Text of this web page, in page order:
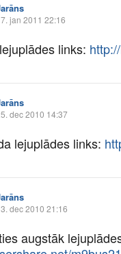
jan 2011 22:16
links:
dec 2010 14:37
lejuplādes links:
dec 2010 21:16
augstāk